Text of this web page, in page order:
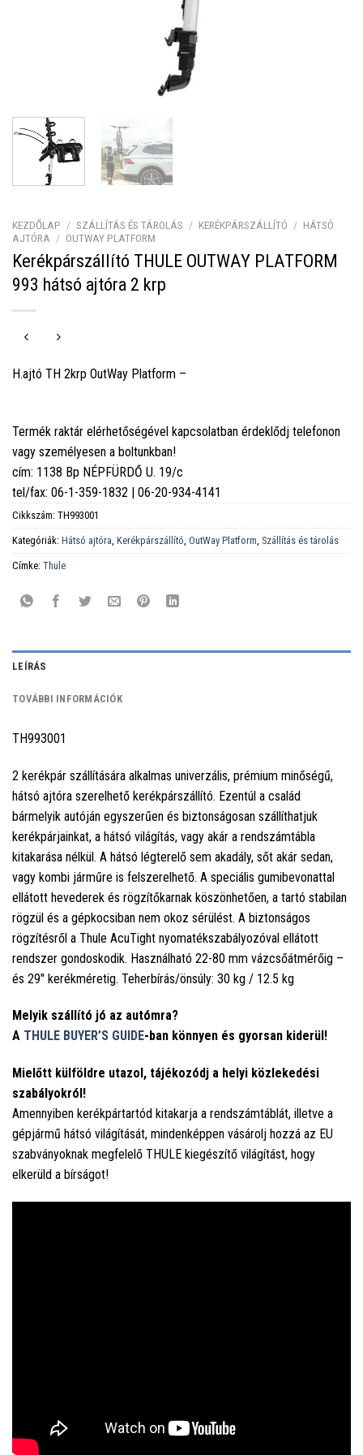
KEZDŐLAP / SZÁLLÍTÁS ÉS TÁROLÁS / KERÉKPÁRSZÁLLÍTÓ / HÁTSÓ
AJTÓRA / OUTWAY PLATFORM
Kerékpárszállító THULE OUTWAY PLATFORM
993 hátsó ajtóra 2 krp
H.ajtó TH 2krp OutWay Platform –
Termék raktár elérhetőségével kapcsolatban érdeklődj telefonon
vagy személyesen a boltunkban!
cím: 1138 Bp NÉPFÜRDŐ U. 19/c
tel/fax: 06-1-359-1832 | 06-20-934-4141
Cikkszám: TH993001
Kategóriák: Hátsó ajtóra Kerékpárszállító OutWay Platform Szállítás és tárolás
Címke: Thule
LEÍRÁS
TOVÁBBI INFORMÁCIÓK
TH993001
2 kerékpár szállítására alkalmas univerzális, prémium minőségű,
hátsó ajtóra szerelhető kerékpárszállító. Ezentúl a család
bármelyik autóján egyszerűen és biztonságosan szállíthatjuk
kerékpárjainkat, a hátsó világítás, vagy akár a rendszámtábla
kitakarása nélkül. A hátsó légterelő sem akadály, sőt akár sedan,
vagy kombi járműre is felszerelhető. A speciális gumibevonattal
ellátott hevederek és rögzítőkarnak köszönhetően, a tartó stabilan
rögzül és a gépkocsiban nem okoz sérülést. A biztonságos
rögzítésről a Thule AcuTight nyomatékszabályozóval ellátott
rendszer gondoskodik. Használható 22-80 mm vázcsőátmérőig –
és 29" kerékméretig. Teherbírás/önsúly: 30 kg / 12.5 kg
Melyik szállító jó az autómra?
A THULE BUYER’S GUIDE-ban könnyen és gyorsan kiderül!
Mielőtt külföldre utazol, tájékozódj a helyi közlekedési
szabályokról!
Amennyiben kerékpártartód kitakarja a rendszámtáblát, illetve a
gépjármű hátsó világítását, mindenképpen vásárolj hozzá az EU
szabványoknak megfelelő THULE kiegészítő világítást, hogy
elkerüld a bírságot!